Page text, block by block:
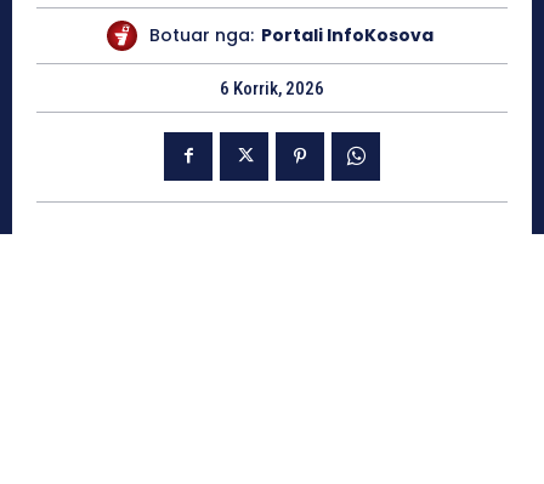
Botuar nga: Portali InfoKosova
6 Korrik, 2026